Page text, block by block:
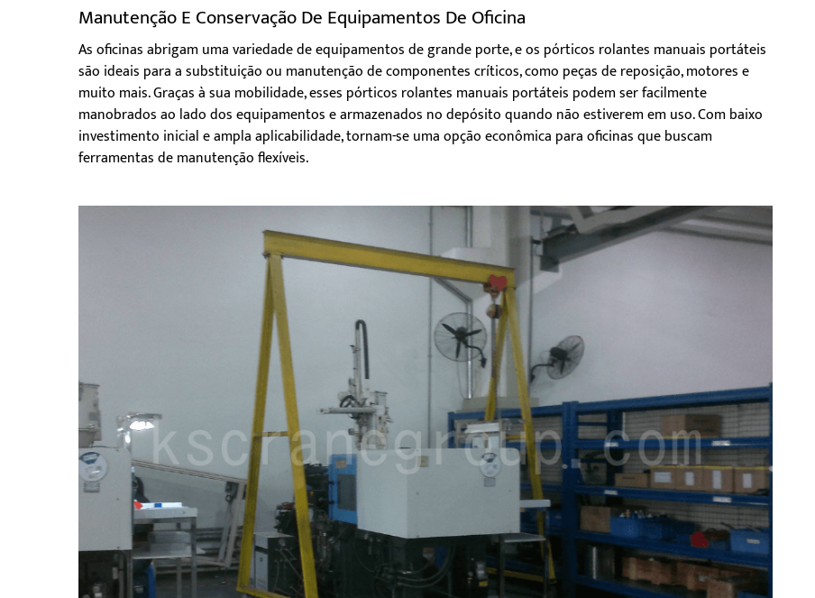
Manutenção E Conservação De Equipamentos De Oficina
As oficinas abrigam uma variedade de equipamentos de grande porte, e os pórticos rolantes manuais portáteis
são ideais para a substituição ou manutenção de componentes críticos, como peças de reposição, motores e
muito mais. Graças à sua mobilidade, esses pórticos rolantes manuais portáteis podem ser facilmente
manobrados ao lado dos equipamentos e armazenados no depósito quando não estiverem em uso. Com baixo
investimento inicial e ampla aplicabilidade, tornam-se uma opção econômica para oficinas que buscam
ferramentas de manutenção flexíveis.